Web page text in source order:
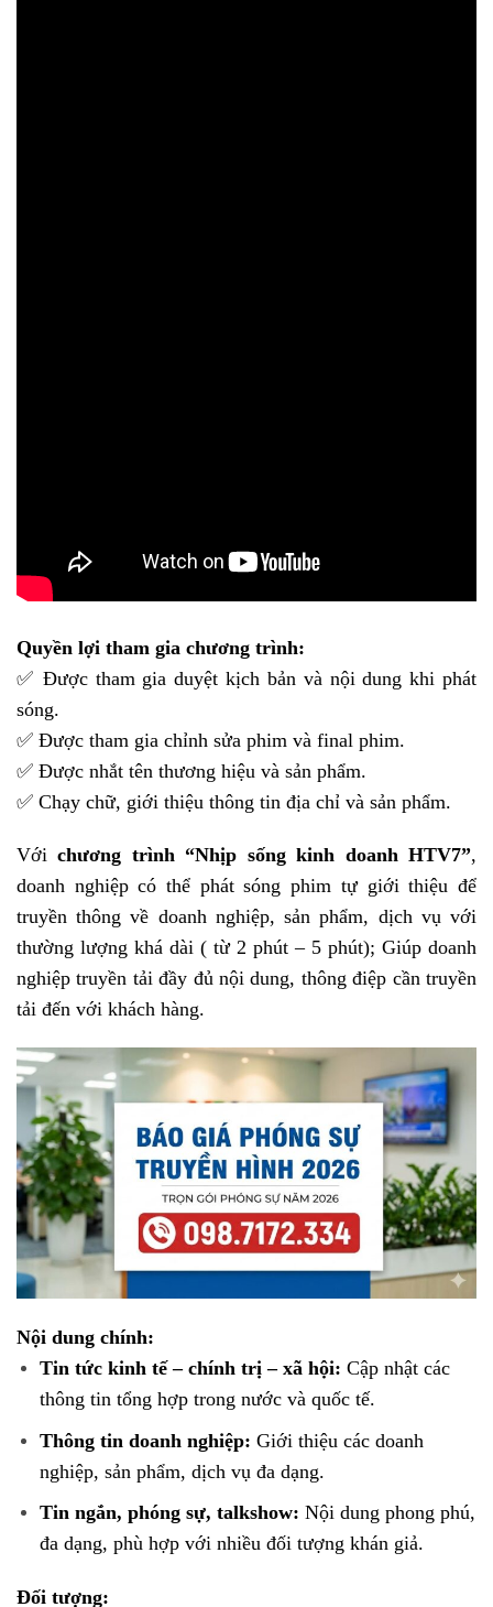
Quyền lợi tham gia chương trình:
✅ Được tham gia duyệt kịch bản và nội dung khi phát
sóng.
✅ Được tham gia chỉnh sửa phim và final phim.
✅ Được nhắt tên thương hiệu và sản phẩm.
✅ Chạy chữ, giới thiệu thông tin địa chỉ và sản phẩm.
Vớichương trình “Nhịp sống kinh doanh HTV7”,
doanh nghiệp có thể phát sóng phim tự giới thiệu để
truyền thông về doanh nghiệp, sản phẩm, dịch vụ với
thường lượng khá dài ( từ 2 phút – 5 phút); Giúp doanh
nghiệp truyền tải đầy đủ nội dung, thông điệp cần truyền
tải đến với khách hàng.
Nội dung chính:
Tin tức kinh tế – chính trị – xã hội: Cập nhật các
thông tin tổng hợp trong nước và quốc tế.
Thông tin doanh nghiệp: Giới thiệu các doanh
nghiệp, sản phẩm, dịch vụ đa dạng.
Tin ngắn, phóng sự, talkshow: Nội dung phong phú,
đa dạng, phù hợp với nhiều đối tượng khán giả.
Đối tượng: